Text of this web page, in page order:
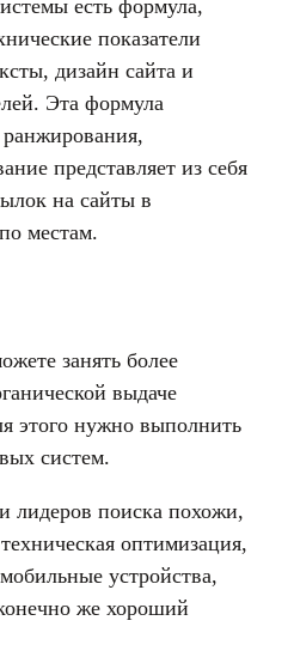
есть формула,
показатели
дизайн сайта и
Эта формула
представляет из себя
на сайты в
местам.
занять более
выдаче
этого нужно выполнить
систем.
лидеров поиска похожи,
оптимизация,
устройства,
же хороший